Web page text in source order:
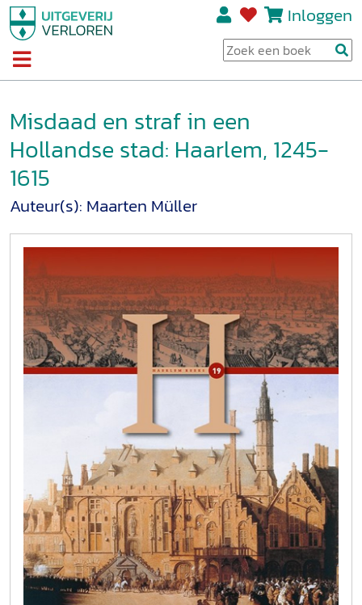
Inloggen
Misdaad en straf in een
Hollandse stad: Haarlem, 1245-
1615
Auteur(s): Maarten Müller